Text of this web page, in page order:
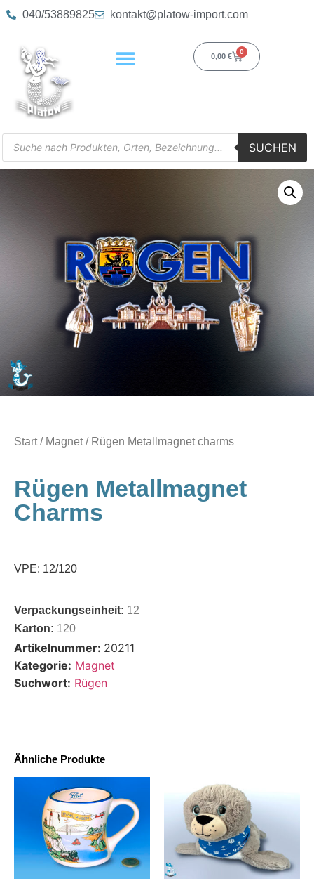
040/53889825 kontakt@platow-import.com
0,00 €
0
SUCHEN
Start/ Magnet/ Rügen Metallmagnet charms
Rügen Metallmagnet
Charms
VPE: 12/120
Verpackungseinheit: 12
Karton: 120
Artikelnummer: 20211
Kategorie: Magnet
Suchwort: Rügen
Ähnliche Produkte